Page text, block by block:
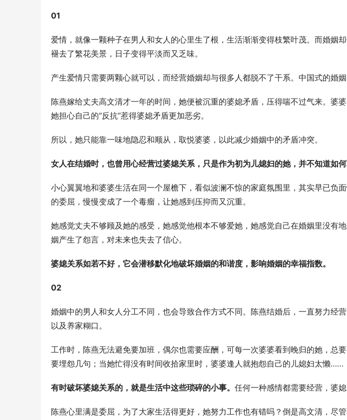
01
爱情，就像一颗种子在男人和女人的心里生了根，生活渐渐变得枝繁叶茂。而婚姻
褪去了繁花美景，日子变得平淡而又乏味。
产生爱情只需要两颗心就可以，而经营婚姻却与很多人都脱不了干系。中国式的婚姻
陈燕嫁给丈夫高文清才一年的时间，她便被沉重的婆媳矛盾，压得喘不过气来。婆
她担心自己的“反抗”惹得婆媳矛盾更加恶劣。
所以，她只能靠一味地隐忍和顺从，取悦婆婆，以此减少婚姻中的矛盾冲突。
女人在结婚时，也曾用心经营过婆媳关系，只是作为初为儿媳妇的她，并不知道如何
小心翼翼地和婆婆生活在同一个屋檐下，看似波澜不惊的家庭氛围里，其实早已负
的委屈，慢慢变成了一个毒瘤，让她感到压抑而又沉重。
她感觉丈夫不够顾及她的感受，她感觉他根本不够爱她，她感觉自己在婚姻里没有
姻产生了怨言，对未来也失去了信心。
婆媳关系如若不好，它会潜移默化地破坏婚姻的和谐度，影响婚姻的幸福指数。
02
婚姻中的男人和女人分工不同，也会导致合作方式不同。陈燕结婚后，一直努力经
以及养家糊口。
工作时，陈燕无法避免要加班，偶尔也需要应酬，可每一次婆婆看到晚归的她，总
要埋怨几句；当她忙得没有时间收拾家里时，婆婆逢人就抱怨自己的儿媳妇太懒……
有时破坏婆媳关系的，就是生活中这些琐碎的小事。 任何一种感情都需要经营，婆媳
陈燕心里满是委屈，为了大家生活得更好，她努力工作也有错吗？倒是高文清，尽